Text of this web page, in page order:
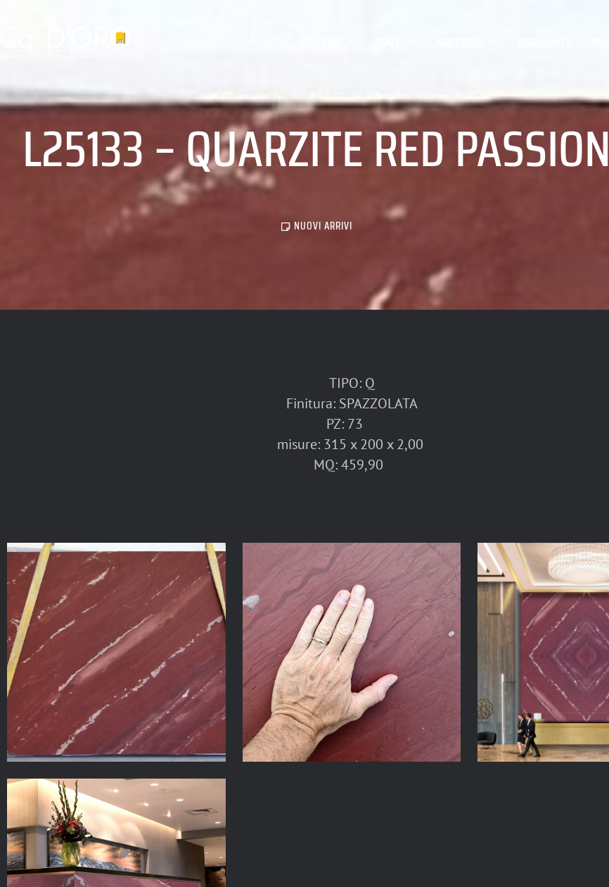
L25133 – QUARZITE RED PASSION
NUOVI ARRIVI
TIPO: Q
Finitura: SPAZZOLATA
PZ: 73
misure: 315 x 200 x 2,00
MQ: 459,90